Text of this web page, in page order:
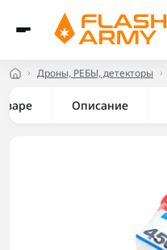
Дроны, РЕБЫ, детекторы
Описание